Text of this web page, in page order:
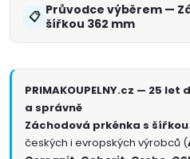
Průvodce výběrem —
šířkou 362 mm
PRIMAKOUPELNY.cz — 25
a správně
Záchodová prkénka s šířkou
českých i evropských výrobců (